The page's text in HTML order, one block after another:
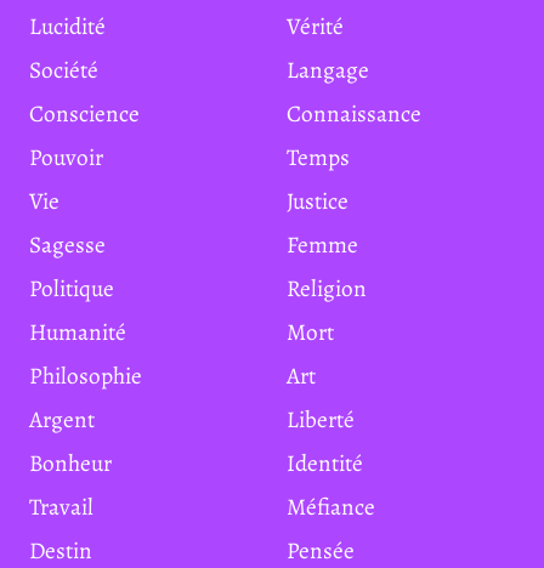
Lucidité
Vérité
Société
Langage
Conscience
Connaissance
Pouvoir
Temps
Vie
Justice
Sagesse
Femme
Politique
Religion
Humanité
Mort
Philosophie
Art
Argent
Liberté
Bonheur
Identité
Travail
Méfiance
Destin
Pensée